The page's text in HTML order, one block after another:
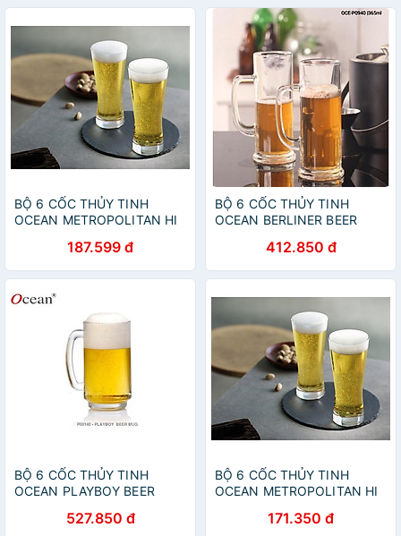
BỘ 6 CỐC THỦY TINH
OCEAN METROPOLITAN HI
187.599 đ
BỘ 6 CỐC THỦY TINH
OCEAN BERLINER BEER
412.850 đ
BỘ 6 CỐC THỦY TINH
OCEAN PLAYBOY BEER
527.850 đ
BỘ 6 CỐC THỦY TINH
OCEAN METROPOLITAN HI
171.350 đ